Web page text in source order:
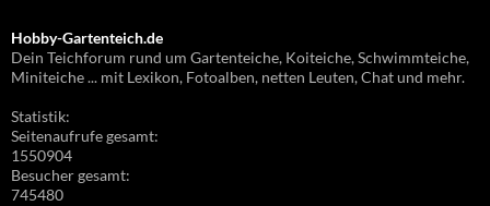
Hobby-Gartenteich.de
Dein Teichforum rund um Gartenteiche, Koiteiche, Schwimmteiche,
Miniteiche ... mit Lexikon, Fotoalben, netten Leuten, Chat und mehr.
Statistik:
Seitenaufrufe gesamt:
1550904
Besucher gesamt:
745480